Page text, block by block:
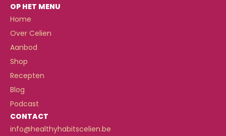
OP HET MENU
Home
Over Celien
Aanbod
Shop
Recepten
Blog
Podcast
CONTACT
info@healthyhabitscelien.be